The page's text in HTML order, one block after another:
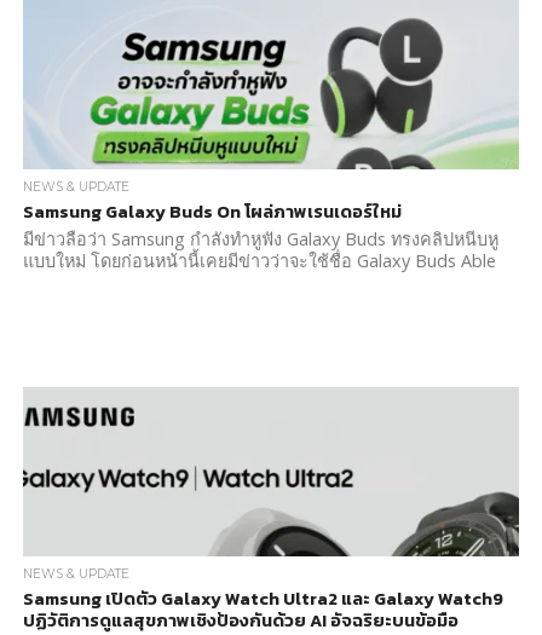
NEWS & UPDATE
Samsung Galaxy Buds On โผล่ภาพเรนเดอร์ใหม่
มีข่าวลือว่า Samsung กำลังทำหูฟัง Galaxy Buds ทรงคลิปหนีบหู
แบบใหม่ โดยก่อนหน้านี้เคยมีข่าวว่าจะใช้ชื่อ Galaxy Buds Able
NEWS & UPDATE
Samsung เปิดตัว Galaxy Watch Ultra2 และ Galaxy Watch9
ปฏิวัติการดูแลสุขภาพเชิงป้องกันด้วย AI อัจฉริยะบนข้อมือ